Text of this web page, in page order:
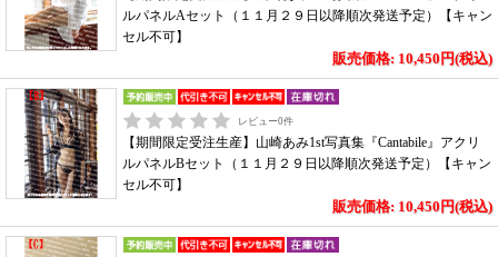
ルパネルAセット（１１月２９日以降順次発送予定）【キャン
セル不可】
販売価格: 10,450円(税込)
レビュー0件
【期間限定受注生産】山崎あみ1st写真集『Cantabile』アクリ
ルパネルBセット（１１月２９日以降順次発送予定）【キャン
セル不可】
販売価格: 10,450円(税込)